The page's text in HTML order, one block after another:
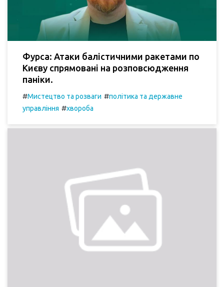
Фурса: Атаки балістичними ракетами по
Києву спрямовані на розповсюдження
паніки.
#Мистецтво та розваги #політика та державне
управління #хвороба